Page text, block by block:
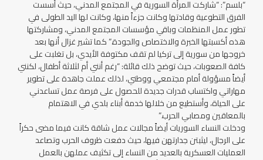
“بلسم”: “شاركت المرأة السورية في المجتمع المدني، حيث أسست
الفرق التطوعية وقادتها وكانت جزءاً منها، وكانت لها اليد الطولى في
تطور عمل المنظمات وباقي مؤسسات المجتمع المدني، ومشاركتها
هذه أكسبتها الخبرة والاختصاص والجودة.” كما تشير غزال أنها بعد
خروجها من سورية إلى تركيا لم تقف مكتوفة الأيدي، بل تغلبت على
كافة الصعوبات، حيث توضح ذلك قائلة: “رغم أنني أم لثلاثة أطفال، لكنني
أيضاً مسؤولة أمام مجتمعي ووطني، لذلك عملت جاهدة على تطوير
مهاراتي واكتساب قدرات جديدة للحصول على فرصة عمل تساعدني
على الحياة، وأستطيع من خلالها خدمة أبناء بلدي في الاهتمام
بالمعاقين ومصابي الحرب.”
ودخلت النساء السوريات أيضاً مجالات عمل شاقة كانت فيما مضى حكراً
على الرجال، ليثبتن جدارتهن فيها، حيث دفعت ظروف الحرب وتصاعد
العمليات العسكرية بالعديد من النساء إلى تكثيف عملهن بالعمل